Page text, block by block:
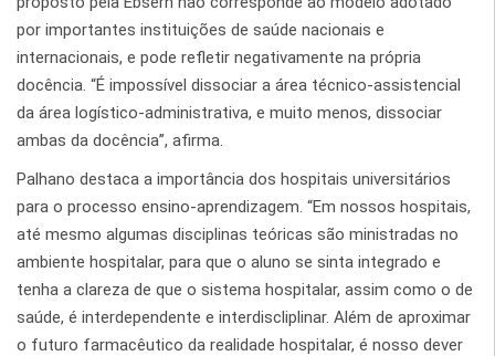
por importantes instituições de saúde nacionais e
internacionais, e pode refletir negativamente na própria
docência. “É impossível dissociar a área técnico-assistencial
da área logístico-administrativa, e muito menos, dissociar
ambas da docência”, afirma.
Palhano destaca a importância dos hospitais universitários
para o processo ensino-aprendizagem. “Em nossos hospitais,
até mesmo algumas disciplinas teóricas são ministradas no
ambiente hospitalar, para que o aluno se sinta integrado e
tenha a clareza de que o sistema hospitalar, assim como o de
saúde, é interdependente e interdiscliplinar. Além de aproximar
o futuro farmacêutico da realidade hospitalar, é nosso dever